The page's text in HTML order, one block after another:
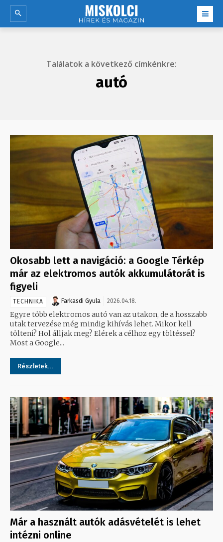
Találatok a következő címkénkre:
autó
Okosabb lett a navigáció: a Google Térkép
már az elektromos autók akkumulátorát is
figyeli
TECHNIKA Farkasdi Gyula 2026.04.18.
Egyre több elektromos autó van az utakon, de a hosszabb
utak tervezése még mindig kihívás lehet. Mikor kell
tölteni? Hol álljak meg? Elérek a célhoz egy töltéssel?
Most a Google...
Részletek...
Már a használt autók adásvételét is lehet
intézni online